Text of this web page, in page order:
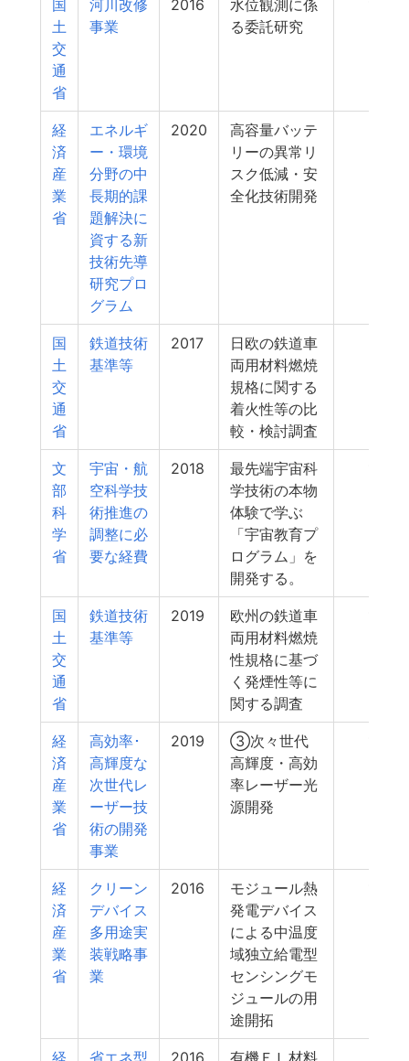
国
土
交
通
省
河川改修
事業
2016
水位観測に係
る委託研究
経
済
産
業
省
エネルギ
ー・環境
分野の中
長期的課
題解決に
資する新
技術先導
研究プロ
グラム
2020
高容量バッテ
リーの異常リ
スク低減・安
全化技術開発
国
土
交
通
省
鉄道技術
基準等
2017
日欧の鉄道車
両用材料燃焼
規格に関する
着火性等の比
較・検討調査
文
部
科
学
省
宇宙・航
空科学技
術推進の
調整に必
要な経費
2018
最先端宇宙科
学技術の本物
体験で学ぶ
「宇宙教育プ
ログラム」を
開発する。
国
土
交
通
省
鉄道技術
基準等
2019
欧州の鉄道車
両用材料燃焼
性規格に基づ
く発煙性等に
関する調査
経
済
産
業
省
高効率･
高輝度な
次世代レ
ーザー技
術の開発
事業
2019
③次々世代
高輝度・高効
率レーザー光
源開発
経
済
産
業
省
クリーン
デバイス
多用途実
装戦略事
業
2016
モジュール熱
発電デバイス
による中温度
域独立給電型
センシングモ
ジュールの用
途開拓
経
省エネ型
2016
有機ＥＬ材料